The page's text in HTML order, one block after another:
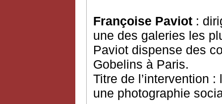
Françoise Paviot :
une des galeries les
Paviot dispense des
Gobelins à Paris.
Titre de l’intervention
une photographie